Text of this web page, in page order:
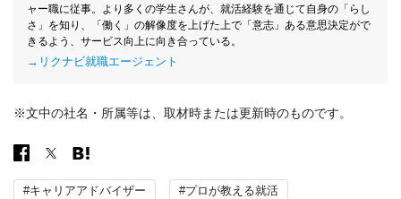
ャー職に従事。より多くの学生さんが、就活経験を通じて自身の「らし
さ」を知り、「働く」の解像度を上げた上で「意志」ある意思決定がで
きるよう、サービス向上に向き合っている。
→リクナビ就職エージェント
※文中の社名・所属等は、取材時または更新時のものです。
#キャリアアドバイザー #プロが教える就活